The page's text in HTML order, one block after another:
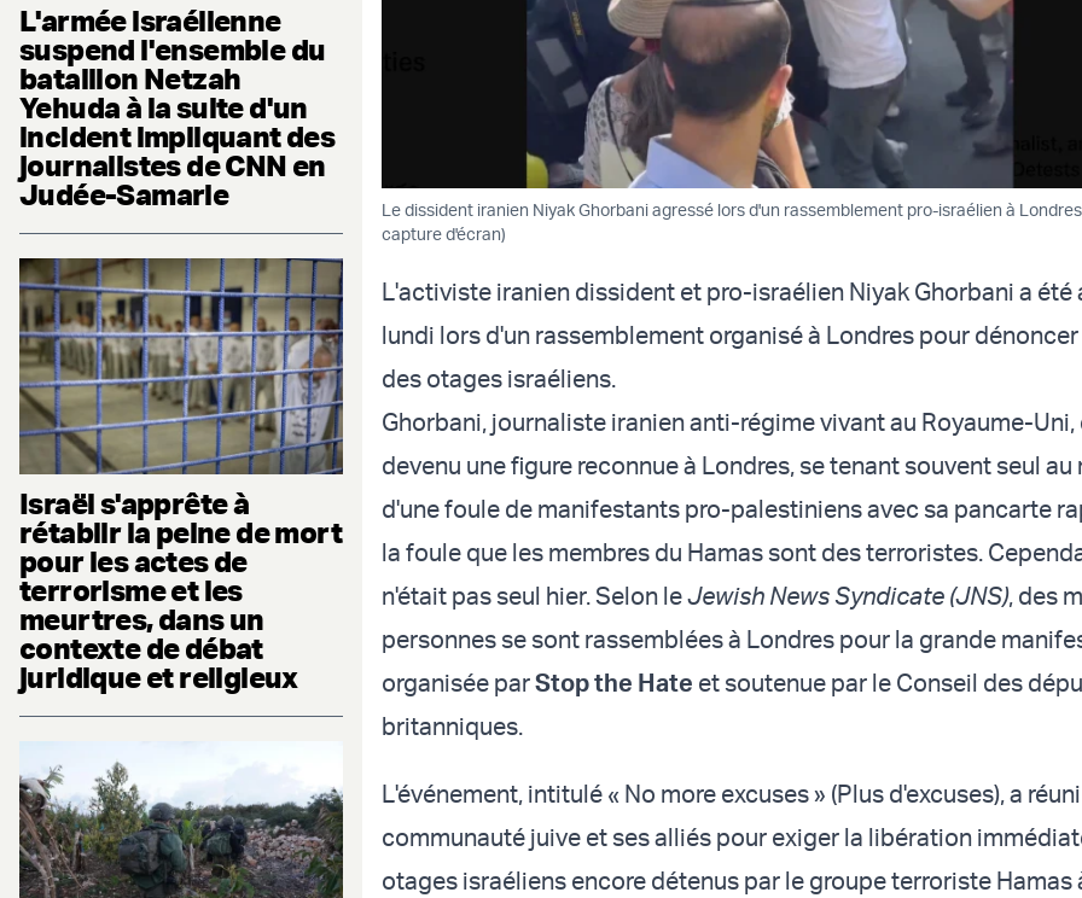
L'armée israélienne
suspend l'ensemble du
bataillon Netzah
Yehuda à la suite d'un
incident impliquant des
journalistes de CNN en
Judée-Samarie
Israël s'apprête à
rétablir la peine de mort
pour les actes de
terrorisme et les
meurtres, dans un
contexte de débat
juridique et religieux
Le dissident iranien Niyak Ghorbani agressé lors d'un rassemblement pro-israélien à
capture d'écran)
L'activiste iranien dissident et pro-israélien Niyak Ghorbani a été
lundi lors d'un rassemblement organisé à Londres pour
des otages israéliens.
Ghorbani, journaliste iranien anti-régime vivant au Royaume-Uni,
devenu une figure reconnue à Londres, se tenant souvent seul au
d'une foule de manifestants pro-palestiniens avec sa pancarte
la foule que les membres du Hamas sont des terroristes.
n'était pas seul hier. Selon leJewish News Syndicate (JNS), des
personnes se sont rassemblées à Londres pour la grande
organisée parStop the Hate et soutenue par le Conseil des
britanniques.
L'événement, intitulé « No more excuses » (Plus d'excuses), a
communauté juive et ses alliés pour exiger la libération
otages israéliens encore détenus par le groupe terroriste Hamas